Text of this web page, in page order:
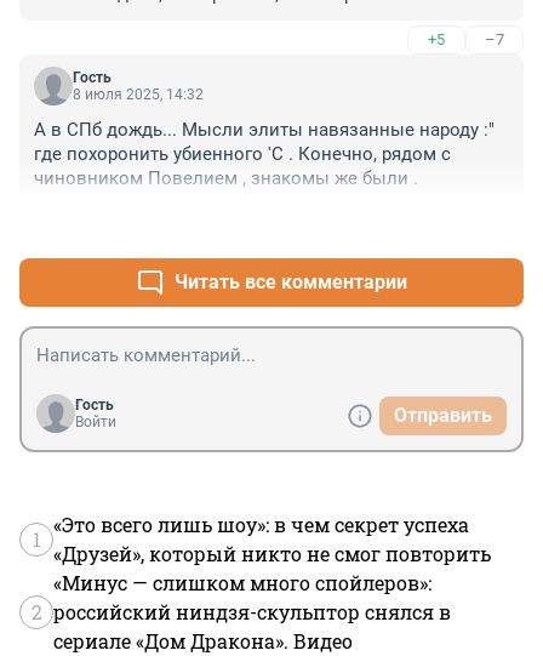
+5 –7
Гость
8 июля 2025, 14:32
А в СПб дождь... Мысли элиты навязанные народу :"
где похоронить убиенного 'С . Конечно, рядом с
чиновником Повелием , знакомы же были .
Читать все комментарии
Гость
Войти
Отправить
1
«Это всего лишь шоу»: в чем секрет успеха
«Друзей», который никто не смог повторить
2
«Минус — слишком много спойлеров»:
российский ниндзя-скульптор снялся в
сериале «Дом Дракона». Видео